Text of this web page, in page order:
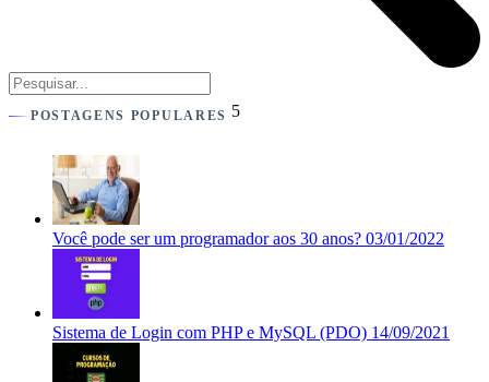
POSTAGENS POPULARES 5
Você pode ser um programador aos 30 anos? 03/01/2022
Sistema de Login com PHP e MySQL (PDO) 14/09/2021